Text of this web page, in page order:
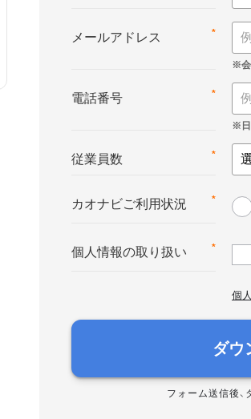
*
メールアドレス
*
電話番号
*
従業員数
*
カオナビご利用状況
*
個人情報の取り扱い
個
ダウ
フォーム送信後